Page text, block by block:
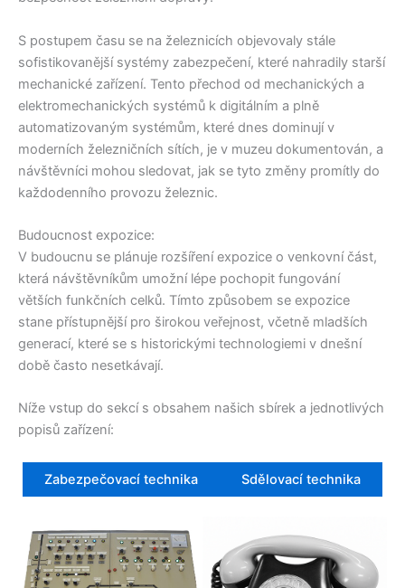
S postupem času se na železnicích objevovaly stále
sofistikovanější systémy zabezpečení, které nahradily starší
mechanické zařízení. Tento přechod od mechanických a
elektromechanických systémů k digitálním a plně
automatizovaným systémům, které dnes dominují v
moderních železničních sítích, je v muzeu dokumentován, a
návštěvníci mohou sledovat, jak se tyto změny promítly do
každodenního provozu železnic.
Budoucnost expozice:
V budoucnu se plánuje rozšíření expozice o venkovní část,
která návštěvníkům umožní lépe pochopit fungování
větších funkčních celků. Tímto způsobem se expozice
stane přístupnější pro širokou veřejnost, včetně mladších
generací, které se s historickými technologiemi v dnešní
době často nesetkávají.
Níže vstup do sekcí s obsahem našich sbírek a jednotlivých
popisů zařízení:
Zabezpečovací technika Sdělovací technika